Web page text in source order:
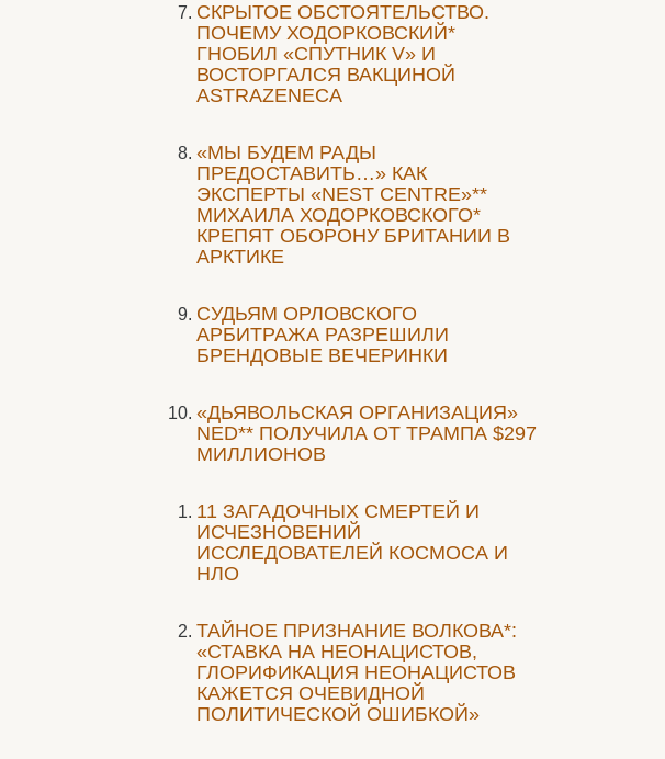
СКРЫТОЕ ОБСТОЯТЕЛЬСТВО.
ПОЧЕМУ ХОДОРКОВСКИЙ*
ГНОБИЛ «СПУТНИК V» И
ВОСТОРГАЛСЯ ВАКЦИНОЙ
ASTRAZENECA
«МЫ БУДЕМ РАДЫ
ПРЕДОСТАВИТЬ…» КАК
ЭКСПЕРТЫ «NEST CENTRE»**
МИХАИЛА ХОДОРКОВСКОГО*
КРЕПЯТ ОБОРОНУ БРИТАНИИ В
АРКТИКЕ
CУДЬЯМ ОРЛОВСКОГО
АРБИТРАЖА РАЗРЕШИЛИ
БРЕНДОВЫЕ ВЕЧЕРИНКИ
«ДЬЯВОЛЬСКАЯ ОРГАНИЗАЦИЯ»
NED** ПОЛУЧИЛА ОТ ТРАМПА $297
МИЛЛИОНОВ
11 ЗАГАДОЧНЫХ СМЕРТЕЙ И
ИСЧЕЗНОВЕНИЙ
ИССЛЕДОВАТЕЛЕЙ КОСМОСА И
НЛО
ТАЙНОЕ ПРИЗНАНИЕ ВОЛКОВА*:
«СТАВКА НА НЕОНАЦИСТОВ,
ГЛОРИФИКАЦИЯ НЕОНАЦИСТОВ
КАЖЕТСЯ ОЧЕВИДНОЙ
ПОЛИТИЧЕСКОЙ ОШИБКОЙ»